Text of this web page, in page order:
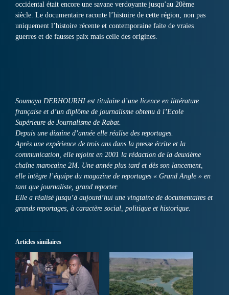
occidental était encore une savane verdoyante jusqu’au 20ème
siècle. Le documentaire raconte l’histoire de cette région, non pas
uniquement l’histoire récente et contemporaine faite de vraies
guerres et de fausses paix mais celle des origines.
Soumaya DERHOURHI est titulaire d’une licence en littérature
française et d’un diplôme de journalisme obtenu à l’Ecole
Supérieure de Journalisme de Rabat.
Depuis une dizaine d’année elle réalise des reportages.
Après une expérience de trois ans dans la presse écrite et la
communication, elle rejoint en 2001 la rédaction de la deuxième
chaîne marocaine 2M. Une année plus tard et dès son lancement,
elle intègre l’équipe du magazine de reportages « Grand Angle » en
tant que journaliste, grand reporter.
Elle a réalisé jusqu’à aujourd’hui une vingtaine de documentaires et
grands reportages, à caractère social, politique et historique.
Articles similaires